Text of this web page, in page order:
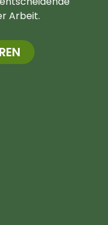
Arbeit.